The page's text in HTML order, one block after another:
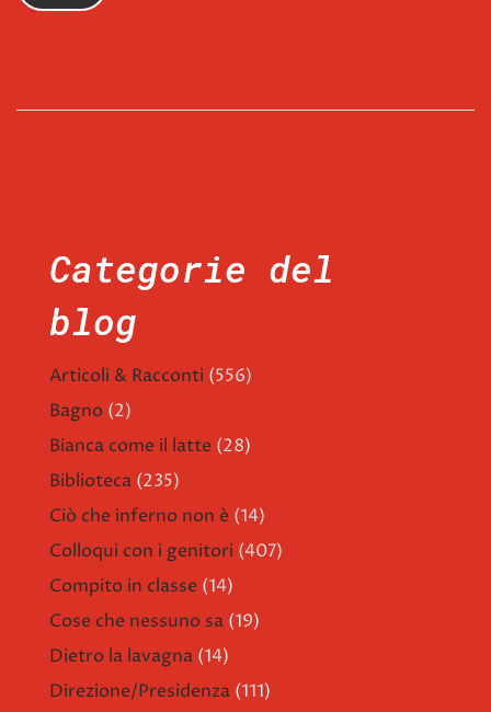
Categorie del
blog
Articoli & Racconti (556)
Bagno (2)
Bianca come il latte (28)
Biblioteca (235)
Ciò che inferno non è (14)
Colloqui con i genitori (407)
Compito in classe (14)
Cose che nessuno sa (19)
Dietro la lavagna (14)
Direzione/Presidenza (111)